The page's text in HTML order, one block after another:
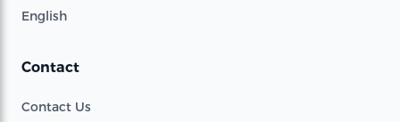
English
Contact
Contact Us